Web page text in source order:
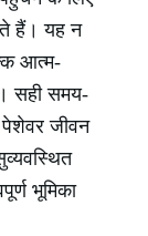
हैं। यह न
आत्म-
सही समय-
जीवन
भूमिका